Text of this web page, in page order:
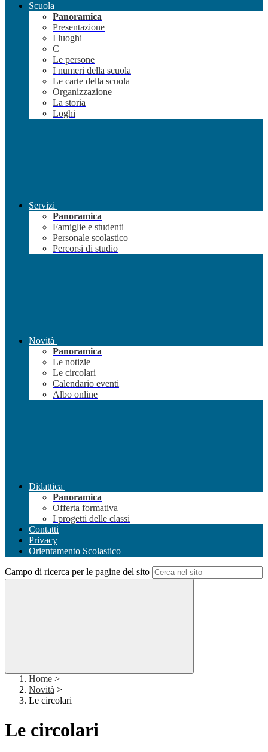
Scuola
Panoramica
Presentazione
I luoghi
C
Le persone
I numeri della scuola
Le carte della scuola
Organizzazione
La storia
Loghi
Servizi
Panoramica
Famiglie e studenti
Personale scolastico
Percorsi di studio
Novità
Panoramica
Le notizie
Le circolari
Calendario eventi
Albo online
Didattica
Panoramica
Offerta formativa
I progetti delle classi
Contatti
Privacy
Orientamento Scolastico
Campo di ricerca per le pagine del sito
Home >
Novità >
Le circolari
Le circolari